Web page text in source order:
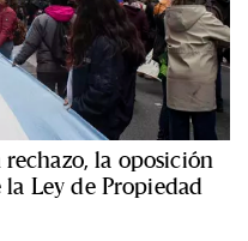
la oposición
Ley de Propiedad